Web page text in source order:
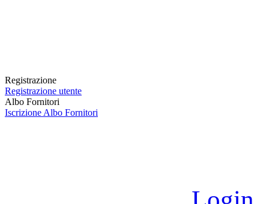
Registrazione
Registrazione utente
Albo Fornitori
Iscrizione Albo Fornitori